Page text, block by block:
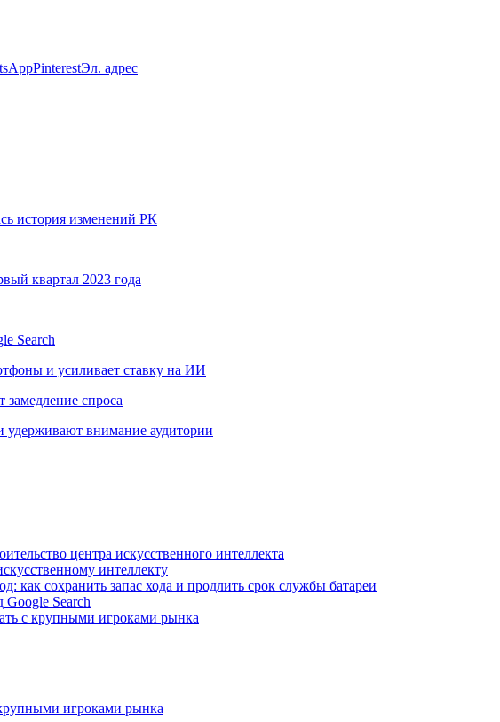
PinterestЭл. адрес
история изменений РК
квартал 2023 года
Search
и усиливает ставку на ИИ
спроса
внимание аудитории
центра искусственного интеллекта
интеллекту
как сохранить запас хода и продлить срок службы батареи
Google Search
с крупными игроками рынка
игроками рынка